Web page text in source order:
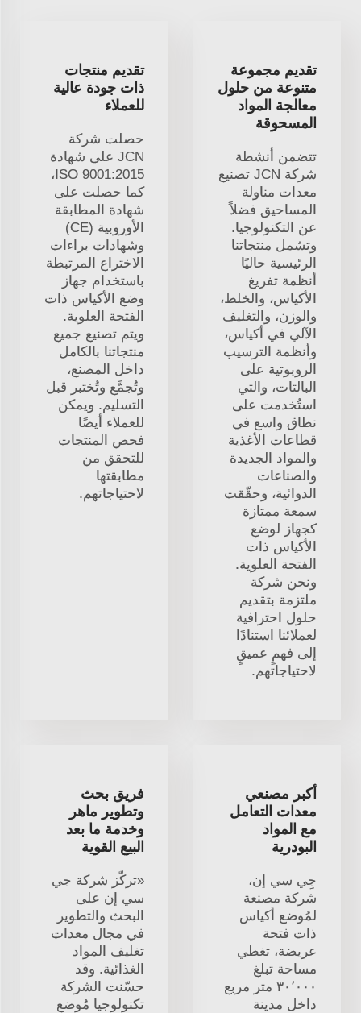
تقديم مجموعة
متنوعة من حلول
معالجة المواد
المسحوقة
تتضمن أنشطة
شركة JCN تصنيع
معدات مناولة
المساحيق فضلاً
عن التكنولوجيا.
وتشمل منتجاتنا
الرئيسية حاليًا
أنظمة تفريغ
الأكياس، والخلط،
والوزن، والتغليف
الآلي في أكياس،
وأنظمة الترسيب
الروبوتية على
البالتات، والتي
استُخدمت على
نطاق واسع في
قطاعات الأغذية
والمواد الجديدة
والصناعات
الدوائية، وحقّقت
سمعة ممتازة
كجهاز لوضع
الأكياس ذات
الفتحة العلوية.
ونحن شركة
ملتزمة بتقديم
حلول احترافية
لعملائنا استنادًا
إلى فهمٍ عميقٍ
لاحتياجاتهم.
تقديم منتجات
ذات جودة عالية
للعملاء
حصلت شركة
JCN على شهادة
ISO 9001:2015،
كما حصلت على
شهادة المطابقة
الأوروبية (CE)
وشهادات براءات
الاختراع المرتبطة
باستخدام جهاز
وضع الأكياس ذات
الفتحة العلوية.
ويتم تصنيع جميع
منتجاتنا بالكامل
داخل المصنع،
وتُجمَّع وتُختبر قبل
التسليم. ويمكن
للعملاء أيضًا
فحص المنتجات
للتحقق من
مطابقتها
لاحتياجاتهم.
أكبر مصنعي
معدات التعامل
مع المواد
البودرية
جِي سي إن،
شركة مصنعة
لمُوضع أكياس
ذات فتحة
عريضة، تغطي
مساحة تبلغ
٣٠٬٠٠٠ متر مربع
داخل مدينة
فريق بحث
وتطوير ماهر
وخدمة ما بعد
البيع القوية
«تركّز شركة جي
سي إن على
البحث والتطوير
في مجال معدات
تغليف المواد
الغذائية. وقد
حسّنت الشركة
تكنولوجيا مُوضع